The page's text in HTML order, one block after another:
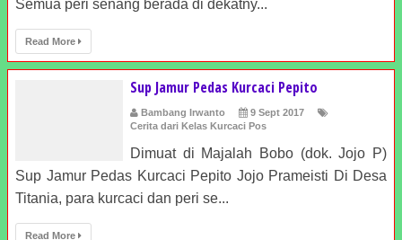
Semua peri senang berada di dekatny...
Read More
Sup Jamur Pedas Kurcaci Pepito
Bambang Irwanto
9 Sept 2017
Cerita dari Kelas Kurcaci Pos
Dimuat di Majalah Bobo (dok. Jojo P)
Sup Jamur Pedas Kurcaci Pepito Jojo Prameisti Di Desa
Titania, para kurcaci dan peri se...
Read More